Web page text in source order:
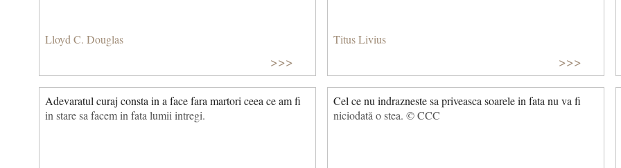
Lloyd C. Douglas
>>>
Titus Livius
>>>
Adevaratul curaj consta in a face fara martori ceea ce am fi
in stare sa facem in fata lumii intregi.
Cel ce nu indrazneste sa priveasca soarele in fata nu va fi
niciodată o stea. © CCC